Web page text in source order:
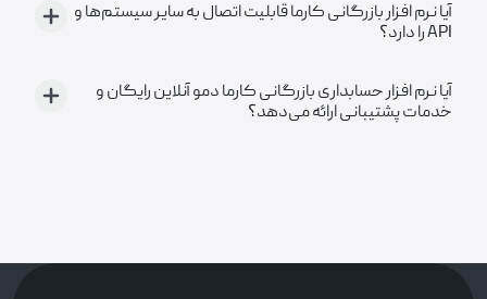
آیا نرم افزار بازرگانی کارما قابلیت اتصال به سایر سیستم‌ها و
API را دارد؟
آیا نرم افزار حسابداری بازرگانی کارما دمو آنلاین رایگان و
خدمات پشتیبانی ارائه می‌دهد؟